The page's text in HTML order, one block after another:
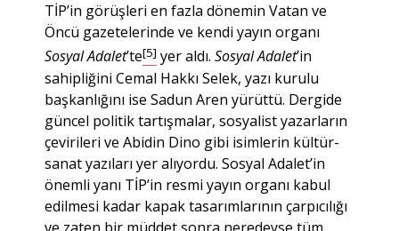
TİP’in görüşleri en fazla dönemin Vatan ve
Öncü gazetelerinde ve kendi yayın organı
Sosyal Adalet’te[5] yer aldı. Sosyal Adalet’in
sahipliğini Cemal Hakkı Selek, yazı kurulu
başkanlığını ise Sadun Aren yürüttü. Dergide
güncel politik tartışmalar, sosyalist yazarların
çevirileri ve Abidin Dino gibi isimlerin kültür-
sanat yazıları yer alıyordu. Sosyal Adalet’in
önemli yanı TİP’in resmi yayın organı kabul
edilmesi kadar kapak tasarımlarının çarpıcılığı
ve zaten bir müddet sonra neredeyse tüm